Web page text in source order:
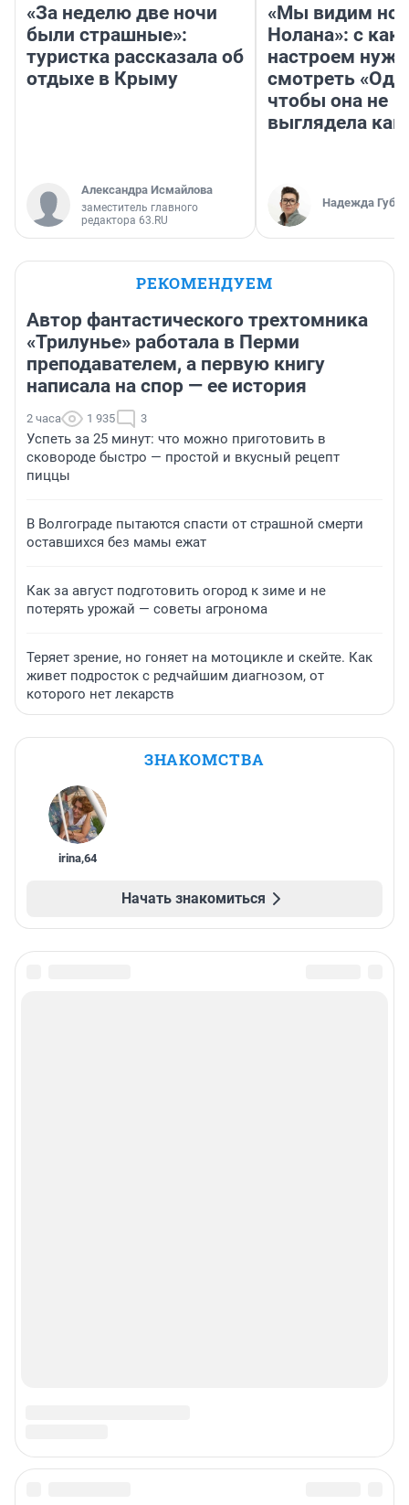
«За неделю две ночи
были страшные»:
туристка рассказала об
отдыхе в Крыму
Александра Исмайлова
заместитель главного
редактора 63.RU
«Мы видим
Нолана»: с
настроем
смотреть
чтобы она не
выглядела как
Надежда
РЕКОМЕНДУЕМ
Автор фантастического трехтомника
«Трилунье» работала в Перми
преподавателем, а первую книгу
написала на спор — ее история
2 часа 1 935 3
Успеть за 25 минут: что можно приготовить в
сковороде быстро — простой и вкусный рецепт
пиццы
В Волгограде пытаются спасти от страшной смерти
оставшихся без мамы ежат
Как за август подготовить огород к зиме и не
потерять урожай — советы агронома
Теряет зрение, но гоняет на мотоцикле и скейте. Как
живет подросток с редчайшим диагнозом, от
которого нет лекарств
ЗНАКОМСТВА
irina,64
Начать знакомиться